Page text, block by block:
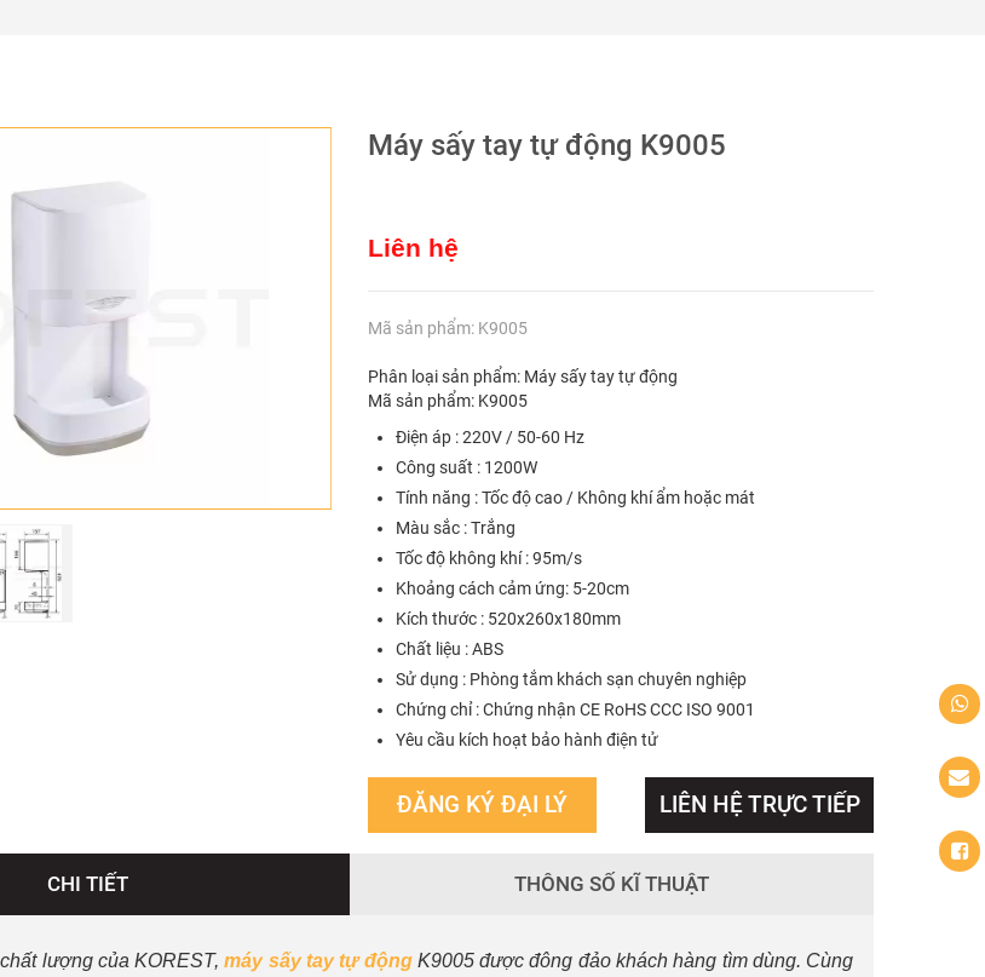
Máy sấy tay tự động K9005
Liên hệ
Mã sản phẩm: K9005
Phân loại sản phẩm: Máy sấy tay tự động
Mã sản phẩm: K9005
Điện áp : 220V / 50-60 Hz
Công suất : 1200W
Tính năng : Tốc độ cao / Không khí ẩm hoặc mát
Màu sắc : Trắng
Tốc độ không khí : 95m/s
Khoảng cách cảm ứng: 5-20cm
Kích thước : 520x260x180mm
Chất liệu : ABS
Sử dụng : Phòng tắm khách sạn chuyên nghiệp
Chứng chỉ : Chứng nhận CE RoHS CCC ISO 9001
Yêu cầu kích hoạt bảo hành điện tử
ĐĂNG KÝ ĐẠI LÝ LIÊN HỆ TRỰC TIẾP
CHI TIẾT THÔNG SỐ KĨ THUẬT
lượng của KOREST,máy sấy tay tự động K9005 được đông đảo khách hàng tìm dùng. Cùng